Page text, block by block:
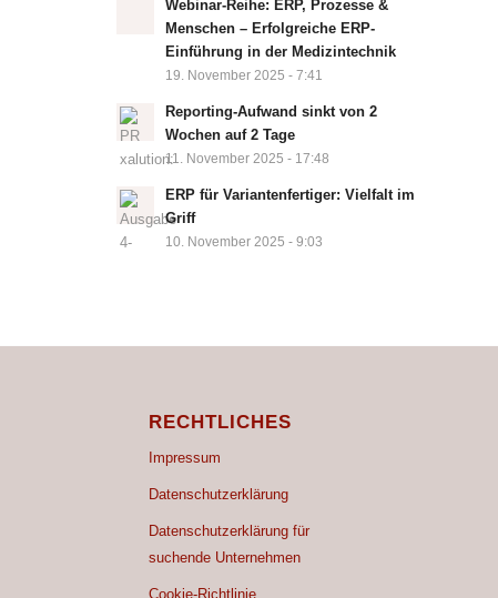
Webinar-Reihe: ERP, Prozesse &
Menschen – Erfolgreiche ERP-
Einführung in der Medizintechnik
19. November 2025 - 7:41
Reporting-Aufwand sinkt von 2
Wochen auf 2 Tage
11. November 2025 - 17:48
ERP für Variantenfertiger: Vielfalt im
Griff
10. November 2025 - 9:03
RECHTLICHES
Impressum
Datenschutzerklärung
Datenschutzerklärung für
suchende Unternehmen
Cookie-Richtlinie